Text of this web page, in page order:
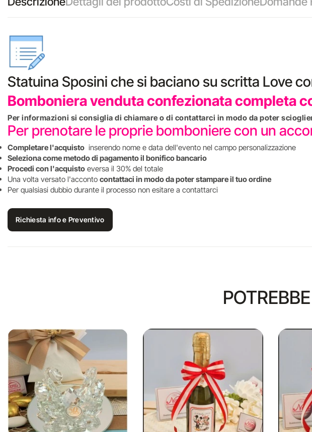
Statuina Sposini che si baciano su scritta Love
Bomboniera venduta confezionata completa
Per informazioni si consiglia di chiamare o di contattarci in modo da poter
Per prenotare le proprie bomboniere con un
Completare l'acquisto inserendo nome e data dell'evento nel campo personalizzazione
Seleziona come metodo di pagamento il bonifico bancario
Procedi con l'acquisto eversa il 30% del totale
Una volta versato l'acconto contattaci in modo da poter stampare il tuo ordine
Per qualsiasi dubbio durante il processo non esitare a contattarci
Richiesta info e Preventivo